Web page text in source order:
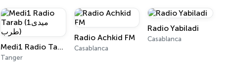
Medi1 Radio Tarab (ميدى1 طرب)
Tanger
Radio Achkid FM
Casablanca
Radio Yabiladi
Casablanca